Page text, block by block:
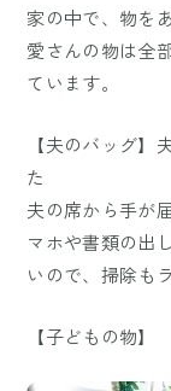
家の中で、物を
愛さんの物は全
ています。
【夫のバッグ】
た
夫の席から手が
マホや書類の出
いので、掃除も
【子どもの物】